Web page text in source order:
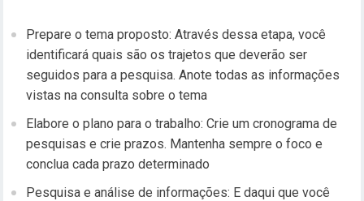
Prepare o tema proposto: Através dessa etapa, você
identificará quais são os trajetos que deverão ser
seguidos para a pesquisa. Anote todas as informações
vistas na consulta sobre o tema
Elabore o plano para o trabalho: Crie um cronograma de
pesquisas e crie prazos. Mantenha sempre o foco e
conclua cada prazo determinado
Pesquisa e análise de informações: E daqui que você